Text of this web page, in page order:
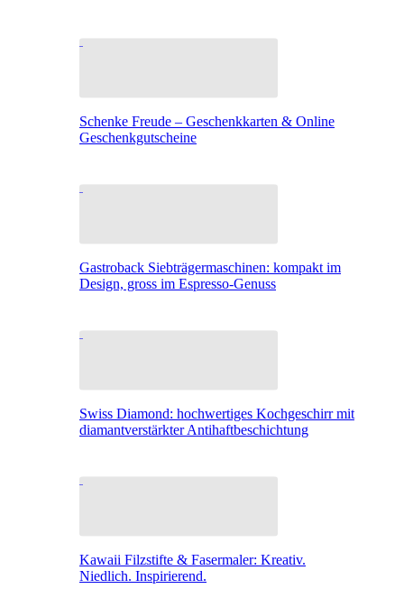
Schenke Freude – Geschenkkarten & Online
Geschenkgutscheine
Gastroback Siebträgermaschinen: kompakt im
Design, gross im Espresso-Genuss
Swiss Diamond: hochwertiges Kochgeschirr mit
diamantverstärkter Antihaftbeschichtung
Kawaii Filzstifte & Fasermaler: Kreativ.
Niedlich. Inspirierend.